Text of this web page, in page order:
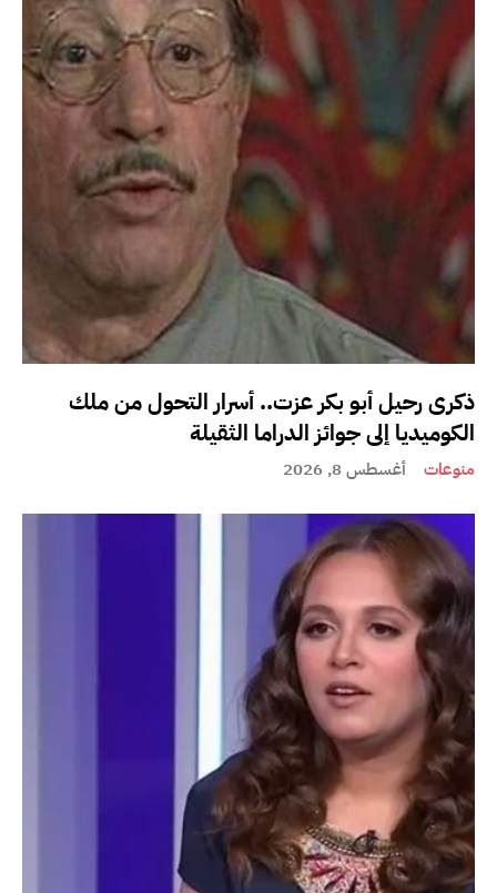
ذكرى رحيل أبو بكر عزت.. أسرار التحول من ملك
الكوميديا إلى جوائز الدراما الثقيلة
منوعات أغسطس 8, 2026